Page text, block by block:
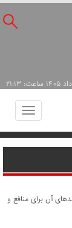
Toggle
آن برای منافع و